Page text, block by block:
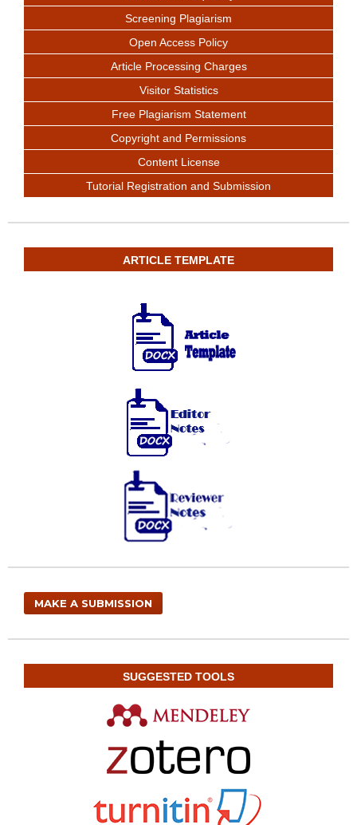
Screening Plagiarism
Open Access Policy
Article Processing Charges
Visitor Statistics
Free Plagiarism Statement
Copyright and Permissions
Content License
Tutorial Registration and Submission
ARTICLE TEMPLATE
MAKE A SUBMISSION
SUGGESTED TOOLS